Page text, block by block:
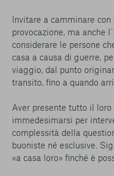
Invitare a camminare
provocazione, ma anche
considerare le persone
casa a causa di guerre,
viaggio, dal punto
transito, fino a quando
Aver presente tutto il
immedesimarsi per
complessità della
buoniste né esclusive.
«a casa loro» finché è